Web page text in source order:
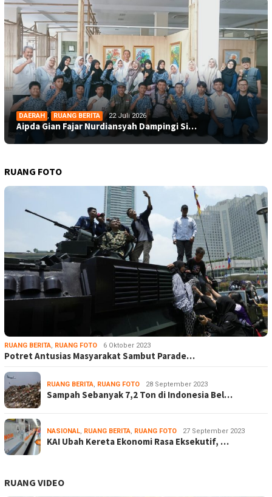
DAERAH , RUANG BERITA 22 Juli 2026
Aipda Gian Fajar Nurdiansyah Dampingi Si…
RUANG FOTO
RUANG BERITA, RUANG FOTO 6 Oktober 2023
Potret Antusias Masyarakat Sambut Parade…
RUANG BERITA, RUANG FOTO 28 September 2023
Sampah Sebanyak 7,2 Ton di Indonesia Bel…
NASIONAL, RUANG BERITA, RUANG FOTO 27 September 2023
KAI Ubah Kereta Ekonomi Rasa Eksekutif, …
RUANG VIDEO